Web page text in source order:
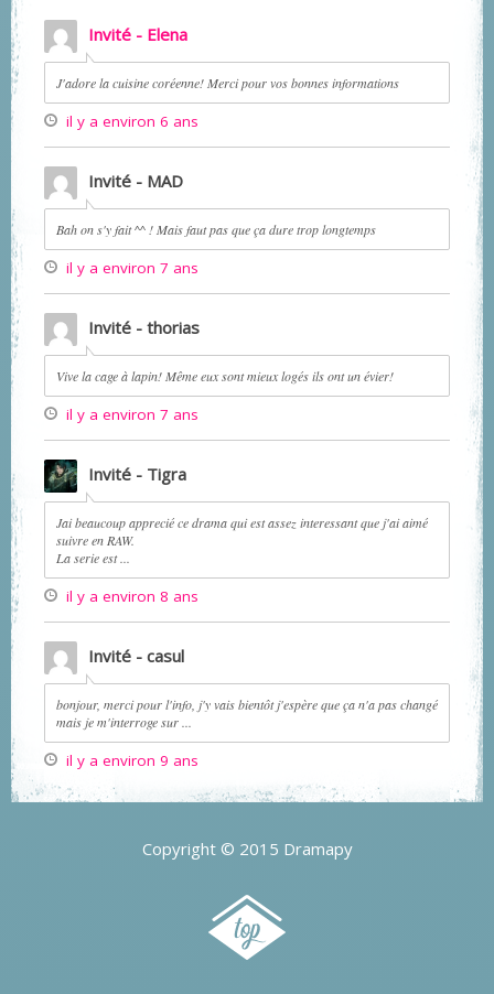
Invité - Elena
J'adore la cuisine coréenne! Merci pour vos bonnes informations
il y a environ 6 ans
Invité - MAD
Bah on s'y fait ^^ ! Mais faut pas que ça dure trop longtemps
il y a environ 7 ans
Invité - thorias
Vive la cage à lapin! Même eux sont mieux logés ils ont un évier!
il y a environ 7 ans
Invité - Tigra
Jai beaucoup apprecié ce drama qui est assez interessant que j'ai aimé
suivre en RAW.
La serie est ...
il y a environ 8 ans
Invité - casul
bonjour, merci pour l'info, j'y vais bientôt j'espère que ça n'a pas changé
mais je m'interroge sur ...
il y a environ 9 ans
Copyright © 2015 Dramapy